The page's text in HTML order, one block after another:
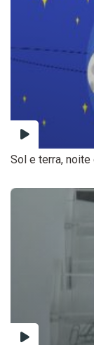
Sol e terra,